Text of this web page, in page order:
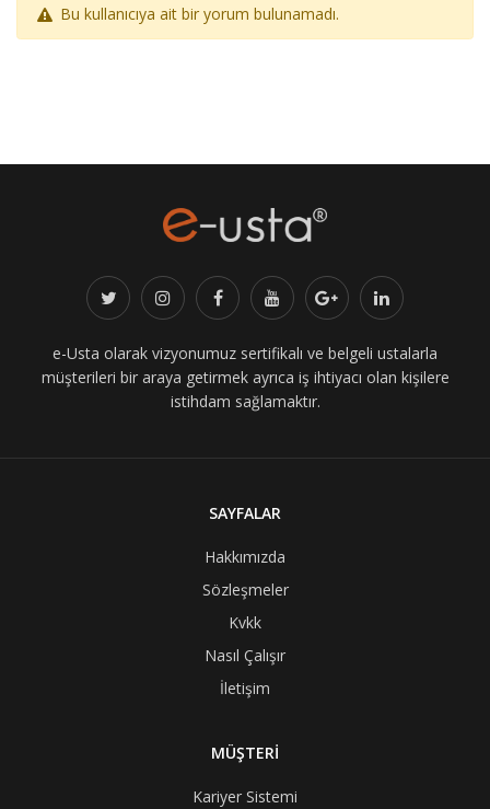
Bu kullanıcıya ait bir yorum bulunamadı.
e-Usta olarak vizyonumuz sertifikalı ve belgeli ustalarla
müşterileri bir araya getirmek ayrıca iş ihtiyacı olan kişilere
istihdam sağlamaktır.
SAYFALAR
Hakkımızda
Sözleşmeler
Kvkk
Nasıl Çalışır
İletişim
MÜŞTERİ
Kariyer Sistemi